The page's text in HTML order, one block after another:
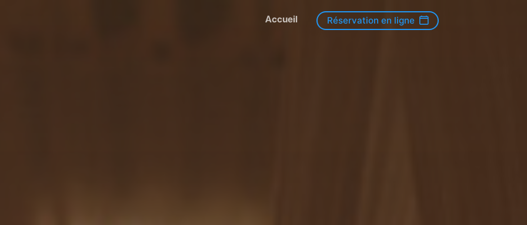
Accueil Réservation en ligne